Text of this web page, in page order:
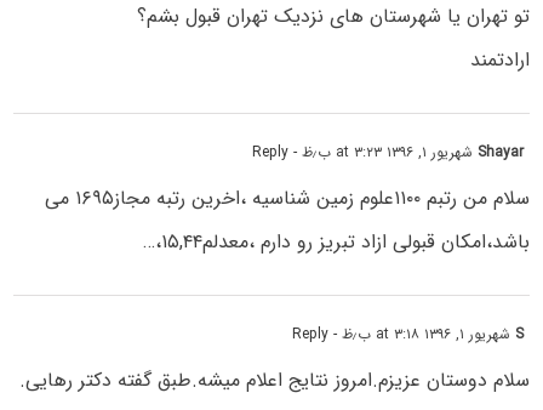
تو تهران یا شهرستان های نزدیک تهران قبول بشم؟
ارادتمند
Shayar شهریور ۱, ۱۳۹۶ at ۳:۲۳ ب٫ظ - Reply
سلام من رتبم ۱۱۰۰علوم زمین شناسیه ،اخرین رتبه مجاز۱۶۹۵ می
باشد،امکان قبولی ازاد تبریز رو دارم ،معدلم۱۵,۴۴،…
S شهریور ۱, ۱۳۹۶ at ۳:۱۸ ب٫ظ - Reply
سلام دوستان عزیزم.امروز نتایج اعلام میشه.طبق گفته دکتر رهایی.